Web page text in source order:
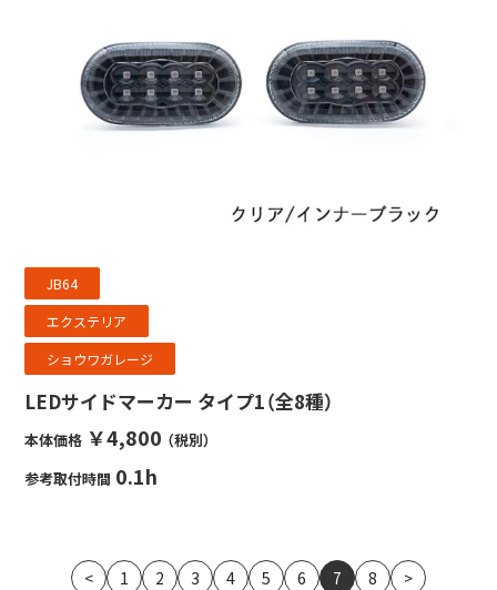
JB64
エクステリア
ショウワガレージ
LEDサイドマーカー タイプ1（全8種）
本体価格 ￥4,800 （税別）
参考取付時間 0.1h
< 1 2 3 4 5 6 7 8 >